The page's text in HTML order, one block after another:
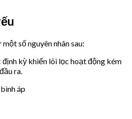
số nguyên nhân sau:
kỳ khiến lõi lọc hoạt động kém
ra.
áp